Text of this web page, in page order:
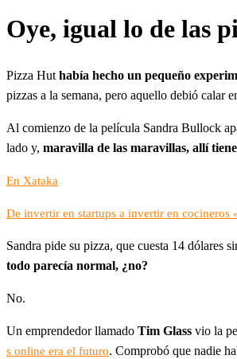
Oye, igual lo de las
Pizza Hut había hecho un pequeño
pizzas a la semana, pero aquello debió calar
Al comienzo de la película Sandra Bullock
lado y, maravilla de las maravillas, allí
En Xataka
De invertir en startups a invertir en
Sandra pide su pizza, que cuesta 14 dólares
todo parecía normal, ¿no?
No.
Un emprendedor llamado Tim Glass vio la
s online era el futuro. Comprobó que nadie